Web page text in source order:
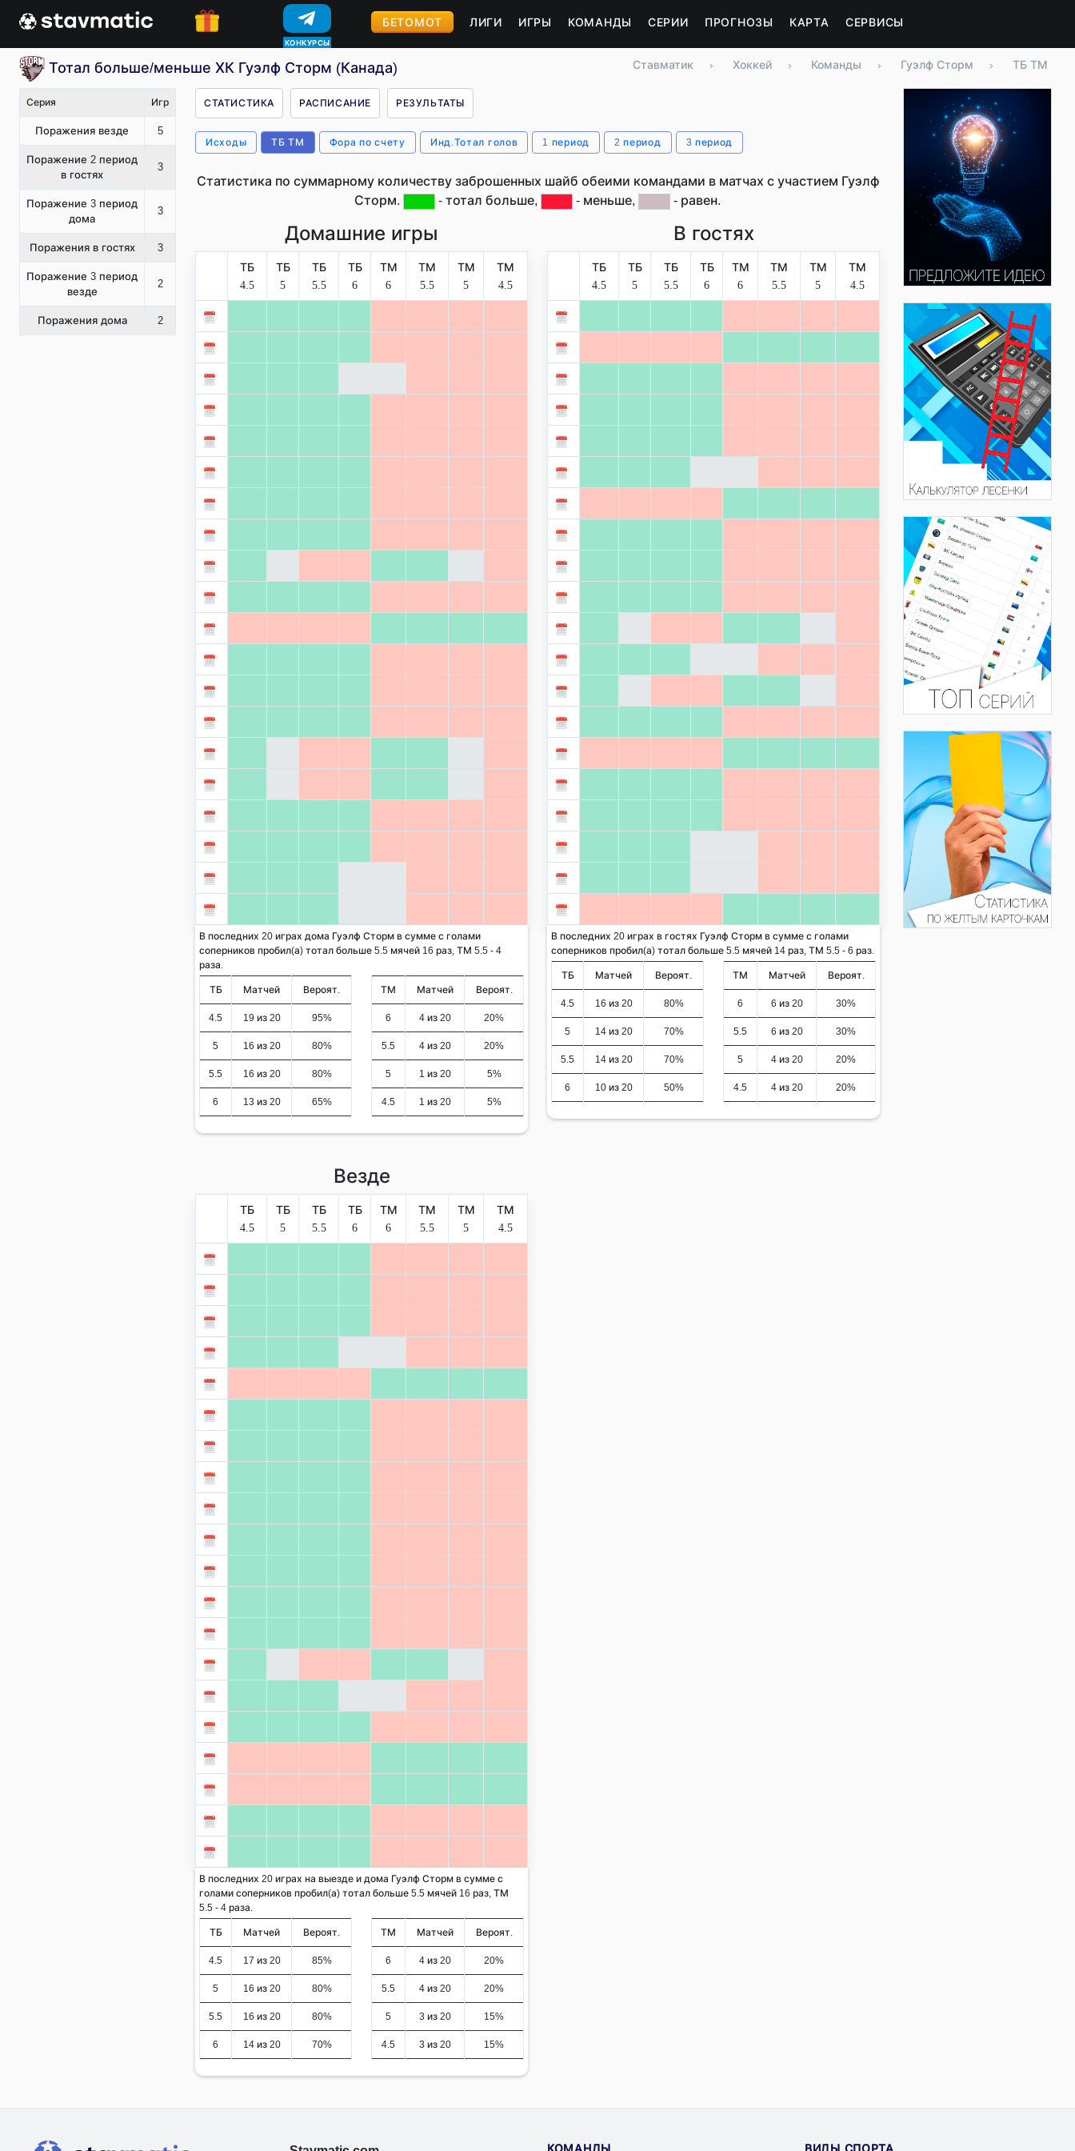
КОНКУРСЫ
БЕТОМОТ ЛИГИ ИГРЫ КОМАНДЫ СЕРИИ ПРОГНОЗЫ КАРТА СЕРВИСЫ
Тотал больше/меньше ХК Гуэлф Сторм (Канада) Ставматик › Хоккей › Команды › Гуэлф Сторм › ТБ ТМ
Серия Игр
Поражения везде 5
Поражение 2 период
в гостях
3
Поражение 3 период
дома
3
Поражения в гостях 3
Поражение 3 период
везде
2
Поражения дома 2
СТАТИСТИКА РАСПИСАНИЕ РЕЗУЛЬТАТЫ
Исходы ТБ ТМ Фора по счету Инд.Тотал голов 1 период 2 период 3 период
Статистика по суммарному количеству заброшенных шайб обеими командами в матчах с участием Гуэлф
Сторм.
- тотал больше, - меньше, - равен.
Домашние игры
ТБ
4.5
ТБ
5
ТБ
5.5
ТБ
6
ТМ
6
ТМ
5.5
ТМ
5
ТМ
4.5
В последних 20 играх дома Гуэлф Сторм в сумме с голами
соперников пробил(а) тотал больше 5.5 мячей 16 раз, ТМ 5.5 - 4
раза.
ТБ Матчей Вероят.
4.5 19 из 20 95%
5 16 из 20 80%
5.5 16 из 20 80%
6 13 из 20 65%
ТМ Матчей Вероят.
6 4 из 20 20%
5.5 4 из 20 20%
5 1 из 20 5%
4.5 1 из 20 5%
В гостях
ТБ
4.5
ТБ
5
ТБ
5.5
ТБ
6
ТМ
6
ТМ
5.5
ТМ
5
ТМ
4.5
В последних 20 играх в гостях Гуэлф Сторм в сумме с голами
соперников пробил(а) тотал больше 5.5 мячей 14 раз, ТМ 5.5 - 6 раз.
ТБ Матчей Вероят.
4.5 16 из 20 80%
5 14 из 20 70%
5.5 14 из 20 70%
6 10 из 20 50%
ТМ Матчей Вероят.
6 6 из 20 30%
5.5 6 из 20 30%
5 4 из 20 20%
4.5 4 из 20 20%
Везде
ТБ
4.5
ТБ
5
ТБ
5.5
ТБ
6
ТМ
6
ТМ
5.5
ТМ
5
ТМ
4.5
В последних 20 играх на выезде и дома Гуэлф Сторм в сумме с
голами соперников пробил(а) тотал больше 5.5 мячей 16 раз, ТМ
5.5 - 4 раза.
ТБ Матчей Вероят.
4.5 17 из 20 85%
5 16 из 20 80%
5.5 16 из 20 80%
6 14 из 20 70%
ТМ Матчей Вероят.
6 4 из 20 20%
5.5 4 из 20 20%
5 3 из 20 15%
4.5 3 из 20 15%
КОМАНДЫ ВИДЫ СПОРТА